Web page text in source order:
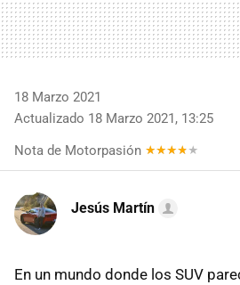
18 Marzo 2021
Actualizado 18 Marzo 2021, 13:25
Nota de Motorpasión
Jesús Martín
En un mundo donde los SUV